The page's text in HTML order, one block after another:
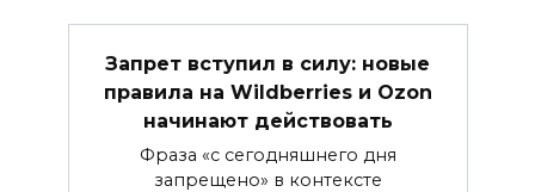
Запрет вступил в силу: новые
правила на Wildberries и Ozon
начинают действовать
Фраза «с сегодняшнего дня
запрещено» в контексте